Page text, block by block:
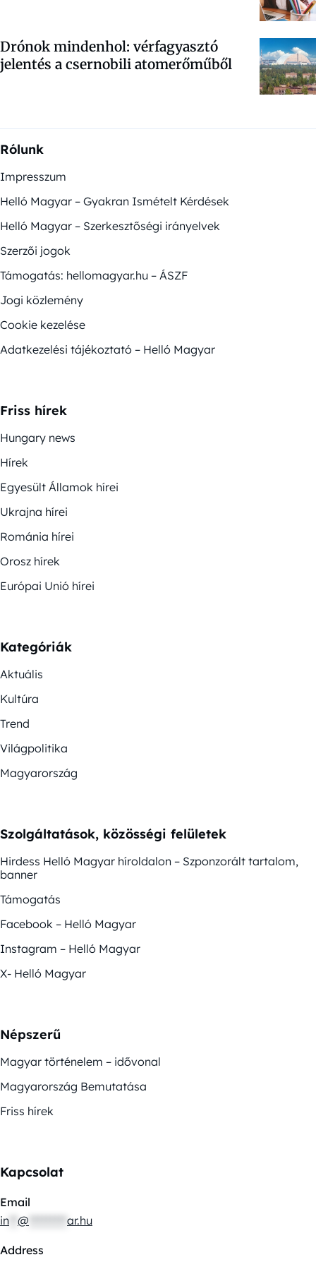
Drónok mindenhol: vérfagyasztó
jelentés a csernobili atomerőműből
Rólunk
Impresszum
Helló Magyar – Gyakran Ismételt Kérdések
Helló Magyar – Szerkesztőségi irányelvek
Szerzői jogok
Támogatás: hellomagyar.hu – ÁSZF
Jogi közlemény
Cookie kezelése
Adatkezelési tájékoztató – Helló Magyar
Friss hírek
Hungary news
Hírek
Egyesült Államok hírei
Ukrajna hírei
Románia hírei
Orosz hírek
Európai Unió hírei
Kategóriák
Aktuális
Kultúra
Trend
Világpolitika
Magyarország
Szolgáltatások, közösségi felületek
Hirdess Helló Magyar híroldalon – Szponzorált tartalom,
banner
Támogatás
Facebook – Helló Magyar
Instagram – Helló Magyar
X- Helló Magyar
Népszerű
Magyar történelem – idővonal
Magyarország Bemutatása
Friss hírek
Kapcsolat
Email
in @ ar.hu
Address